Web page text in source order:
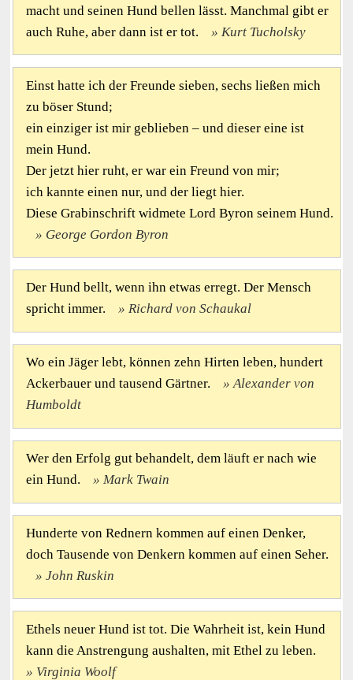
macht und seinen Hund bellen lässt. Manchmal gibt er
auch Ruhe, aber dann ist er tot.
Kurt Tucholsky
Einst hatte ich der Freunde sieben, sechs ließen mich
zu böser Stund;
ein einziger ist mir geblieben – und dieser eine ist
mein Hund.
Der jetzt hier ruht, er war ein Freund von mir;
ich kannte einen nur, und der liegt hier.
Diese Grabinschrift widmete Lord Byron seinem Hund.
George Gordon Byron
Der Hund bellt, wenn ihn etwas erregt. Der Mensch
spricht immer.
Richard von Schaukal
Wo ein Jäger lebt, können zehn Hirten leben, hundert
Ackerbauer und tausend Gärtner.
Alexander von
Humboldt
Wer den Erfolg gut behandelt, dem läuft er nach wie
ein Hund.
Mark Twain
Hunderte von Rednern kommen auf einen Denker,
doch Tausende von Denkern kommen auf einen Seher.
John Ruskin
Ethels neuer Hund ist tot. Die Wahrheit ist, kein Hund
kann die Anstrengung aushalten, mit Ethel zu leben.
Virginia Woolf